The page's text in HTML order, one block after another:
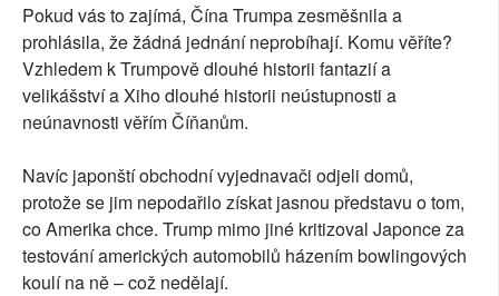
Pokud vás to zajímá, Čína Trumpa zesměšnila a
prohlásila, že žádná jednání neprobíhají. Komu věříte?
Vzhledem k Trumpově dlouhé historii fantazií a
velikášství a Xiho dlouhé historii neústupnosti a
neúnavnosti věřím Číňanům.
Navíc japonští obchodní vyjednavači odjeli domů,
protože se jim nepodařilo získat jasnou představu o tom,
co Amerika chce. Trump mimo jiné kritizoval Japonce za
testování amerických automobilů házením bowlingových
koulí na ně – což nedělají.